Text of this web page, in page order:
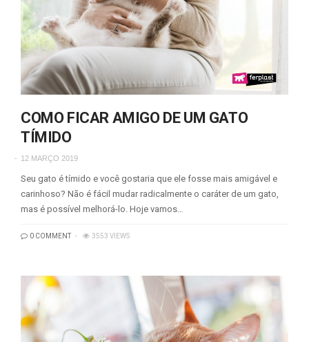
COMO FICAR AMIGO DE UM GATO
TÍMIDO
12 MARÇO 2019
Seu gato é tímido e você gostaria que ele fosse mais amigável e
carinhoso? Não é fácil mudar radicalmente o caráter de um gato,
mas é possível melhorá-lo. Hoje vamos…
0 COMMENT 3553 VIEWS